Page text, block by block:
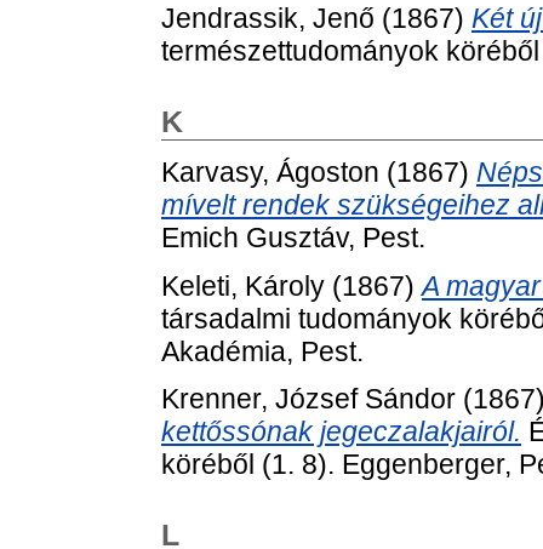
Jendrassik, Jenő (1867) Két
természettudományok
K
Karvasy, Ágoston (1867)
mívelt rendek szükségeihez
Emich Gusztáv, Pest.
Keleti, Károly (1867)A
társadalmi tudományok
Akadémia, Pest.
Krenner, József Sándor
kettőssónak jegeczalakjairól.
köréből (1. 8). Eggenberger,
L